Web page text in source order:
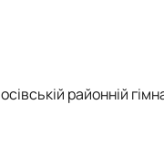
районній